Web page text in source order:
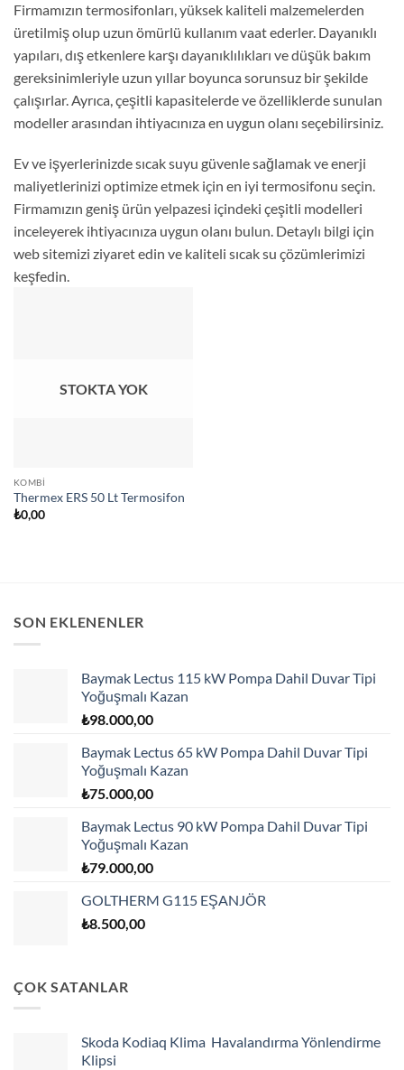
Firmamızın termosifonları, yüksek kaliteli malzemelerden
üretilmiş olup uzun ömürlü kullanım vaat ederler. Dayanıklı
yapıları, dış etkenlere karşı dayanıklılıkları ve düşük bakım
gereksinimleriyle uzun yıllar boyunca sorunsuz bir şekilde
çalışırlar. Ayrıca, çeşitli kapasitelerde ve özelliklerde sunulan
modeller arasından ihtiyacınıza en uygun olanı seçebilirsiniz.
Ev ve işyerlerinizde sıcak suyu güvenle sağlamak ve enerji
maliyetlerinizi optimize etmek için en iyi termosifonu seçin.
Firmamızın geniş ürün yelpazesi içindeki çeşitli modelleri
inceleyerek ihtiyacınıza uygun olanı bulun. Detaylı bilgi için
web sitemizi ziyaret edin ve kaliteli sıcak su çözümlerimizi
keşfedin.
STOKTA YOK
KOMBI
Thermex ERS 50 Lt Termosifon
₺0,00
SON EKLENENLER
Baymak Lectus 115 kW Pompa Dahil Duvar Tipi
Yoğuşmalı Kazan
₺98.000,00
Baymak Lectus 65 kW Pompa Dahil Duvar Tipi
Yoğuşmalı Kazan
₺75.000,00
Baymak Lectus 90 kW Pompa Dahil Duvar Tipi
Yoğuşmalı Kazan
₺79.000,00
GOLTHERM G115 EŞANJÖR
₺8.500,00
ÇOK SATANLAR
Skoda Kodiaq Klima Havalandırma Yönlendirme
Klipsi